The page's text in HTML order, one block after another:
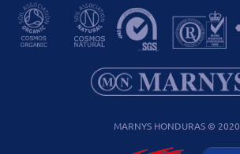
MARNYS HONDURAS © 2020